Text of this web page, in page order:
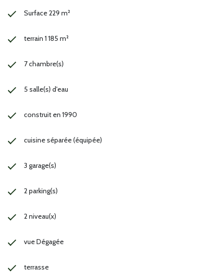
Surface 229 m²
terrain 1 185 m²
7 chambre(s)
5 salle(s) d'eau
construit en 1990
cuisine séparée (équipée)
3 garage(s)
2 parking(s)
2 niveau(x)
vue Dégagée
terrasse